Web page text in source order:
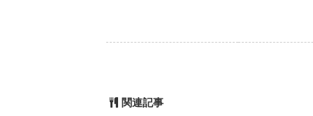
関連記事